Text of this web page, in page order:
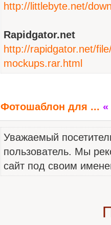
http://littlebyte.net/
Rapidgator.net
http://rapidgator.net/
mockups.rar.html
Фотошаблон для ...
Уважаемый
пользователь. Мы
сайт под своим